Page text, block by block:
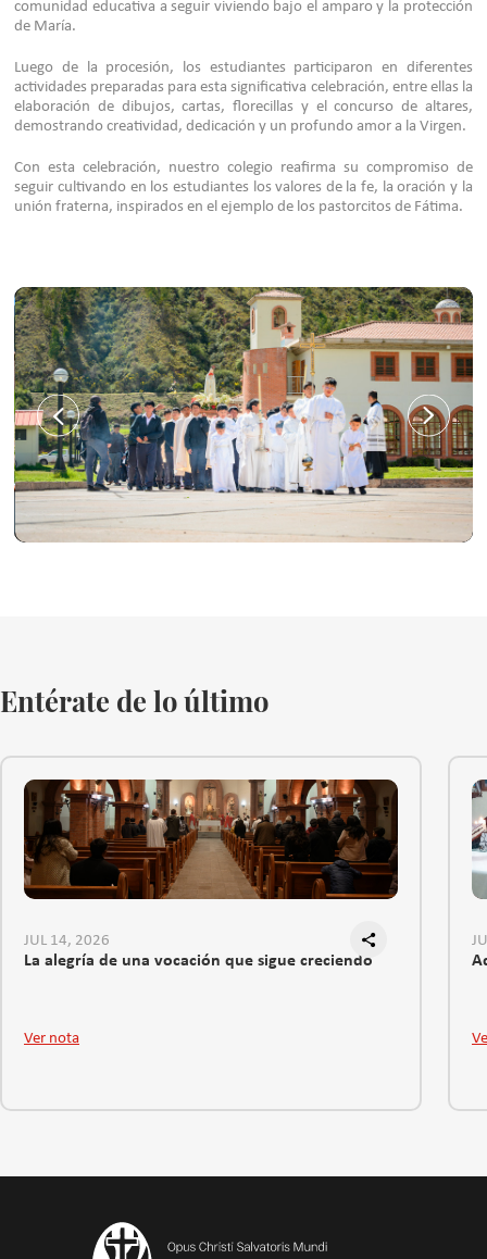
comunidad educativa a seguir viviendo bajo el amparo y la protección
de María.
Luego de la procesión, los estudiantes participaron en diferentes
actividades preparadas para esta significativa celebración, entre ellas la
elaboración de dibujos, cartas, florecillas y el concurso de altares,
demostrando creatividad, dedicación y un profundo amor a la Virgen.
Con esta celebración, nuestro colegio reafirma su compromiso de
seguir cultivando en los estudiantes los valores de la fe, la oración y la
unión fraterna, inspirados en el ejemplo de los pastorcitos de Fátima.
Entérate de lo último
JUL 14, 2026
La alegría de una vocación que sigue creciendo
Ver nota